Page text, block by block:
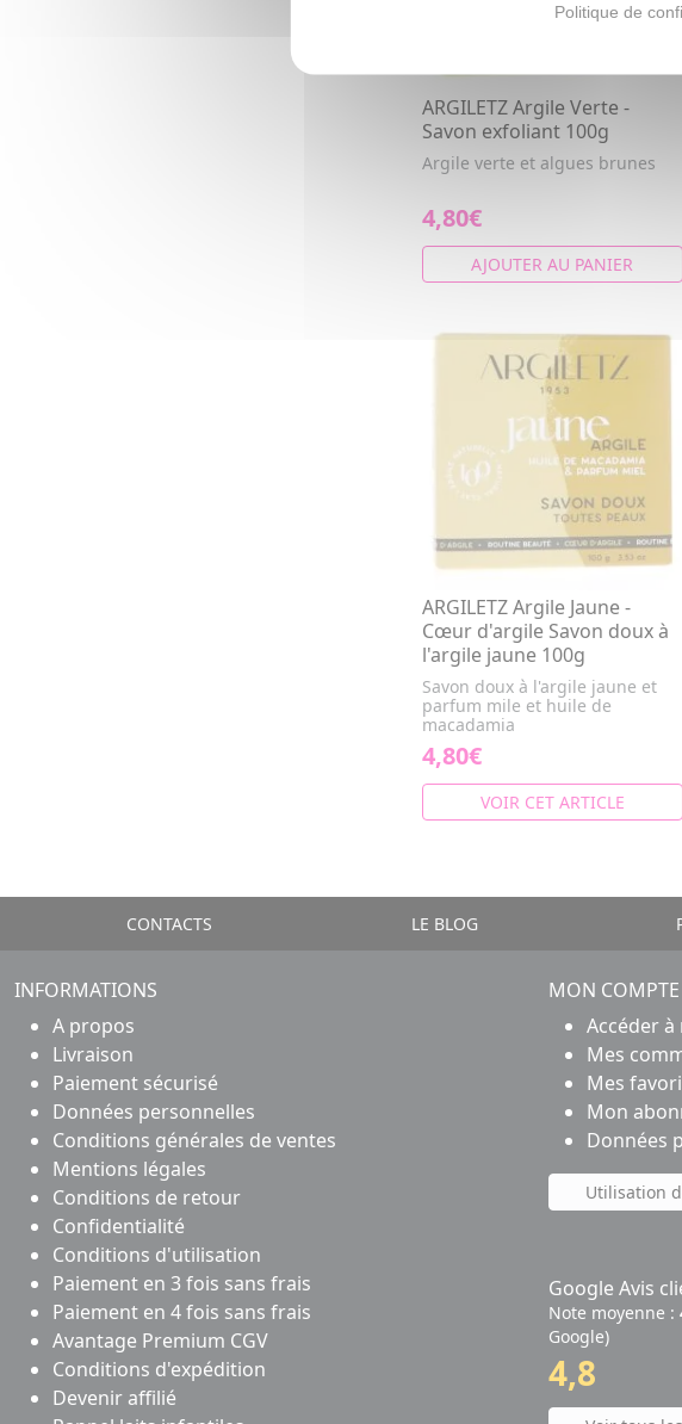
ARGILETZ Argile Verte -
Savon exfoliant 100g
Argile verte et algues brunes
4,80€
AJOUTER AU PANIER
ARGILETZ Argile Jaune -
Cœur d'argile Savon doux à
l'argile jaune 100g
Savon doux à l'argile jaune et
parfum mile et huile de
macadamia
4,80€
VOIR CET ARTICLE
CONTACTS LE BLOG
INFORMATIONS
A propos
Livraison
Paiement sécurisé
Données personnelles
Conditions générales de ventes
Mentions légales
Conditions de retour
Confidentialité
Conditions d'utilisation
Paiement en 3 fois sans frais
Paiement en 4 fois sans frais
Avantage Premium CGV
Conditions d'expédition
Devenir affilié
MON COMPTE
Accéder
Mes
Mes
Mon
Données
Utilisation
Google Avis
Note moyenne :
Google)
4,8
Politique de